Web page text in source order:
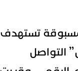
تستهدف
التواصل